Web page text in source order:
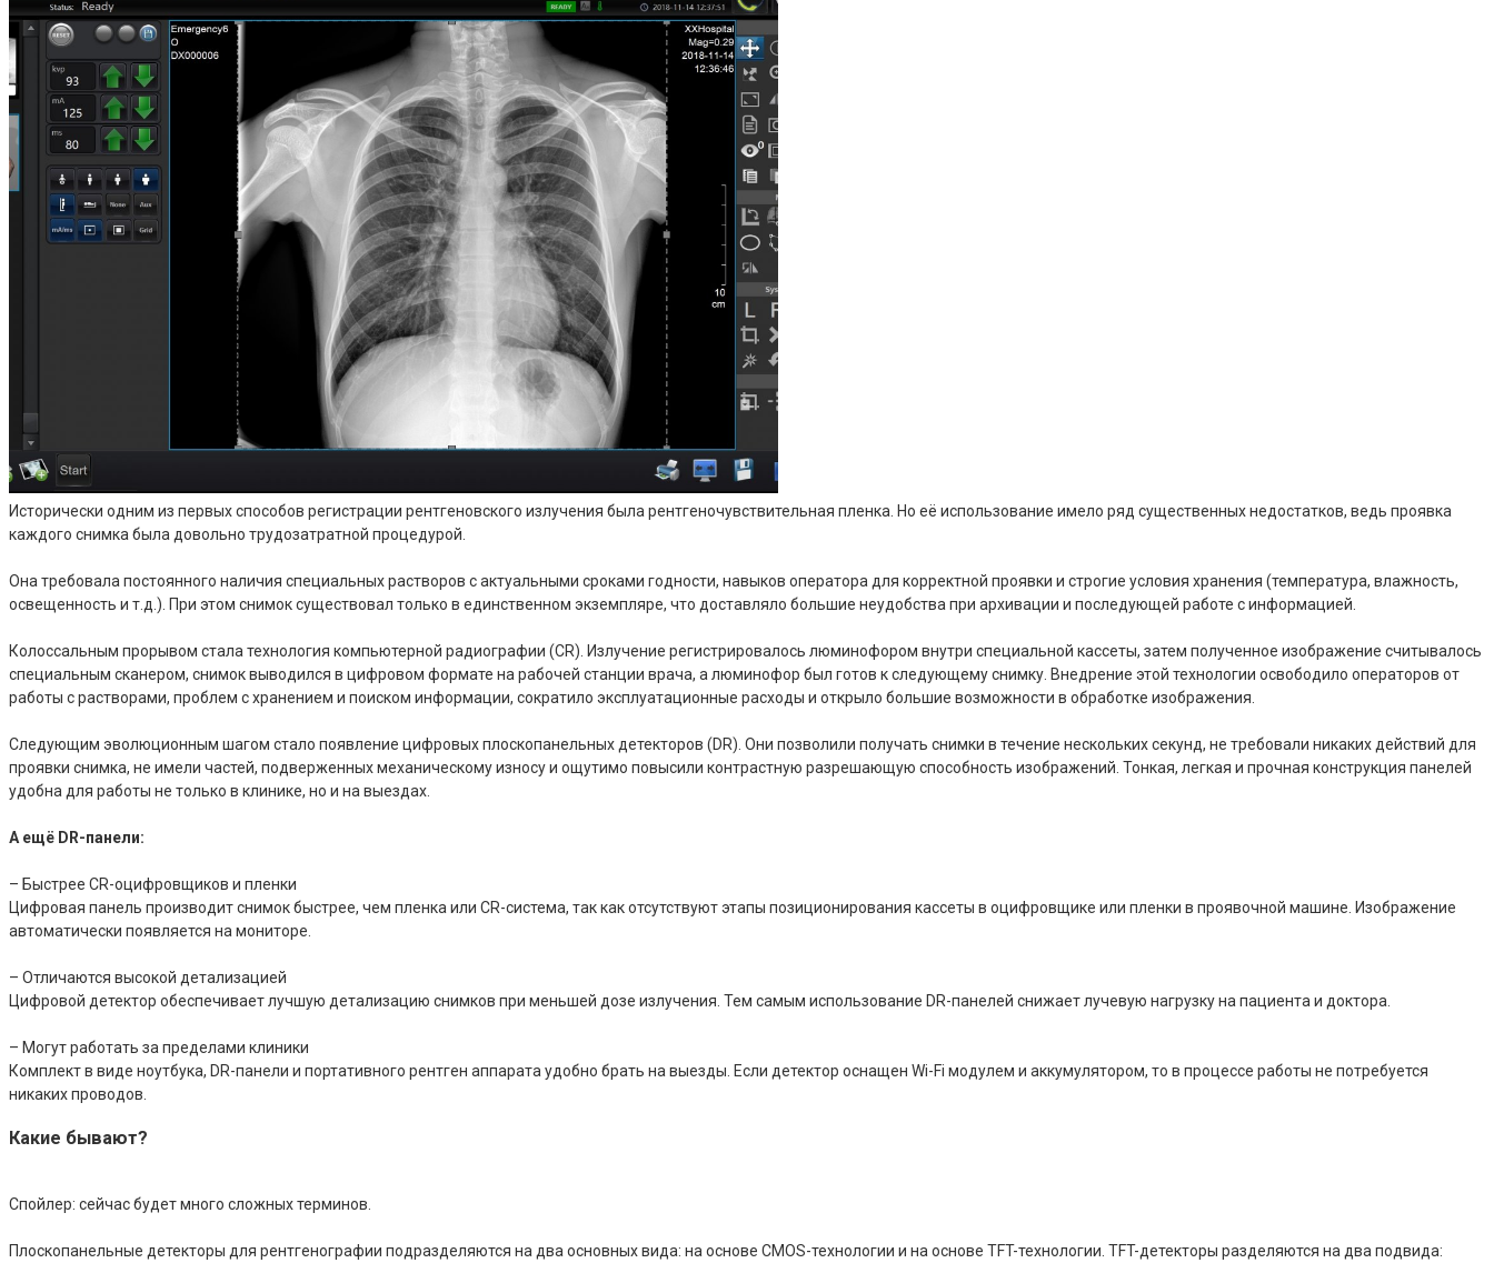
Исторически одним из первых способов регистрации рентгеновского излучения была рентгеночувствительная пленка. Но её использование имело ряд существенныхнедостатков, ведь проявка
каждого снимка была довольно трудозатратной процедурой.
Она требовала постоянного наличия специальных растворов с актуальными сроками годности, навыков оператора для корректной проявки и строгие условия хранения (температура, влажность,
освещенность и т.д.). При этом снимок существовал только в единственном экземпляре, что доставляло большие неудобства при архивации и последующей работе с информацией.
Колоссальным прорывом стала технология компьютерной радиографии (CR). Излучение регистрировалось люминофором внутри специальной кассеты, затем полученное изображение считывалось
специальным сканером, снимок выводился в цифровом формате на рабочей станции врача, а люминофор был готов к следующему снимку. Внедрение этой технологии освободило операторов от
работы с растворами, проблем с хранением и поиском информации, сократило эксплуатационные расходы и открыло большие возможности в обработке изображения.
Следующим эволюционным шагом стало появление цифровых плоскопанельных детекторов (DR). Они позволили получать снимки в течение нескольких секунд, не требовали никаких действий для
проявки снимка, не имели частей, подверженных механическому износу и ощутимо повысили контрастную разрешающую способность изображений. Тонкая, легкая и прочная конструкция панелей
удобна для работы не только в клинике, но и на выездах.
А ещё DR-панели:
– Быстрее CR-оцифровщиков и пленки
Цифровая панель производит снимок быстрее, чем пленка или CR-система, так как отсутствуют этапы позиционирования кассеты в оцифровщике или пленки в проявочной машине. Изображение
автоматически появляется на мониторе.
– Отличаются высокой детализацией
Цифровой детектор обеспечивает лучшую детализацию снимков при меньшей дозе излучения. Тем самым использование DR-панелей снижает лучевую нагрузку на пациента и доктора.
– Могут работать за пределами клиники
Комплект в виде ноутбука, DR-панели и портативного рентген аппарата удобно брать на выезды. Если детектор оснащен Wi-Fi модулем и аккумулятором, то в процессе работы не потребуется
никаких проводов.
Какие бывают?
Спойлер: сейчас будет много сложных терминов.
Плоскопанельные детекторы для рентгенографии подразделяются на два основных вида: на основе CMOS-технологии и на основе TFT-технологии. TFT-детекторы разделяются на два подвида: